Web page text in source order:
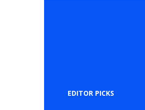
EDITOR PICKS